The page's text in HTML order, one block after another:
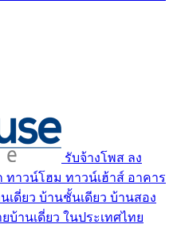
รับจ้างโพส ลง
าวน์โฮม ทาวน์เฮ้าส์ อาคาร
ดี่ยว บ้านชั้นเดียว บ้านสอง
านเดี่ยว ในประเทศไทย